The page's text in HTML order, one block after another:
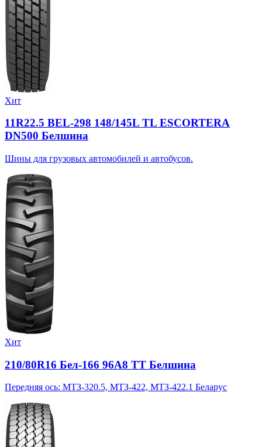
Хит
11R22.5 BEL-298 148/145L TL ESCORTERA
DN500 Белшина
Шины для грузовых автомобилей и автобусов.
Хит
210/80R16 Бел-166 96A8 TT Белшина
Передняя ось: МТЗ-320.5, МТЗ-422, МТЗ-422.1 Беларус